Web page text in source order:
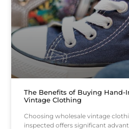
The Benefits of Buying Hand-
Vintage Clothing
Choosing wholesale vintage
inspected offers significant